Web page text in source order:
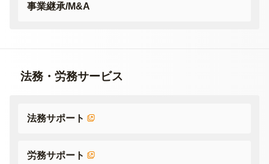
事業継承/M&A
法務・労務サービス
法務サポート
労務サポート